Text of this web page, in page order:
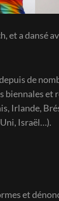
et a dansé
de
et
Irlande,
Israël…).
et